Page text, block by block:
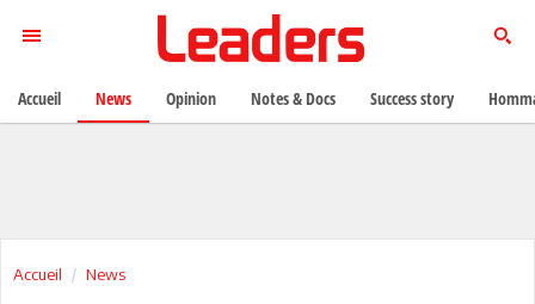
Accueil News
Accueil News Opinion Notes & Docs Success story